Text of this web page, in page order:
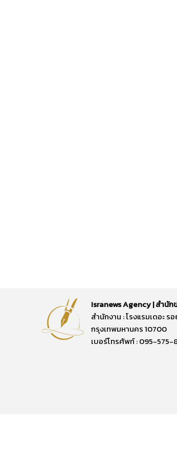
Isranews Agency | สำนัก
สำนักงาน : โรงแรมเดอะ
กรุงเทพมหานคร 10700
เบอร์โทรศัพท์ : 095-575-